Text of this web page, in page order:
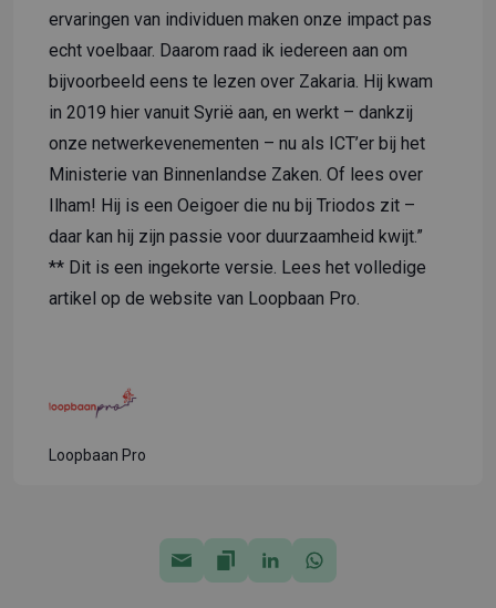
ervaringen van individuen maken onze impact pas
echt voelbaar. Daarom raad ik iedereen aan om
bijvoorbeeld eens te lezen over Zakaria . Hij kwam
in 2019 hier vanuit Syrië aan, en werkt – dankzij
onze netwerkevenementen – nu als ICT’er bij het
Ministerie van Binnenlandse Zaken. Of lees over
Ilham! Hij is een Oeigoer die nu bij Triodos zit –
daar kan hij zijn passie voor duurzaamheid kwijt.”
** Dit is een ingekorte versie. Lees het volledige
artikel op de website van Loopbaan Pro
Loopbaan Pro